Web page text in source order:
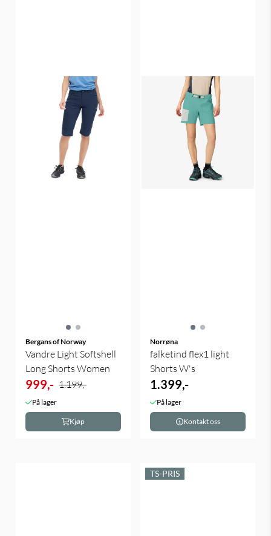
Bergans of Norway
Vandre Light Softshell
Long Shorts Women
999,- 1.199,-
På lager
Kjøp
Norrøna
falketind flex1 light
Shorts W's
1.399,-
På lager
Kontakt oss